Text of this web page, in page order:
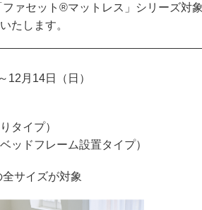
ァセット®マットレス」シリーズ対
たします。
12月14日（日）
タイプ）
ッドフレーム設置タイプ）
サイズが対象